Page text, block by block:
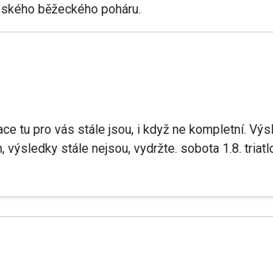
běžeckého poháru.
tu pro vás stále jsou, i když ne kompletní.
výsledky stále nejsou, vydržte. sobota 1.8.